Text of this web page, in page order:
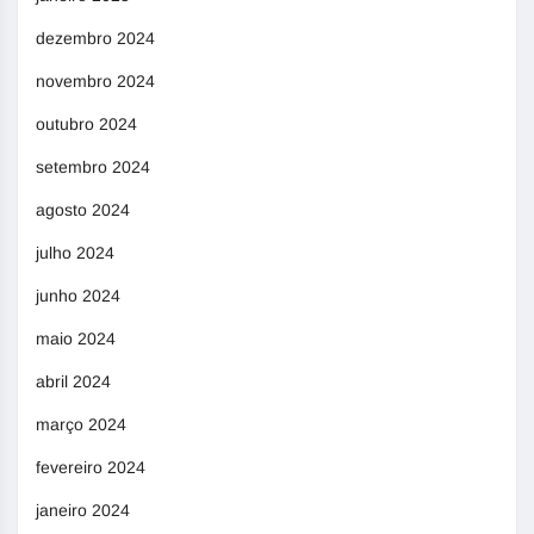
dezembro 2024
novembro 2024
outubro 2024
setembro 2024
agosto 2024
julho 2024
junho 2024
maio 2024
abril 2024
março 2024
fevereiro 2024
janeiro 2024